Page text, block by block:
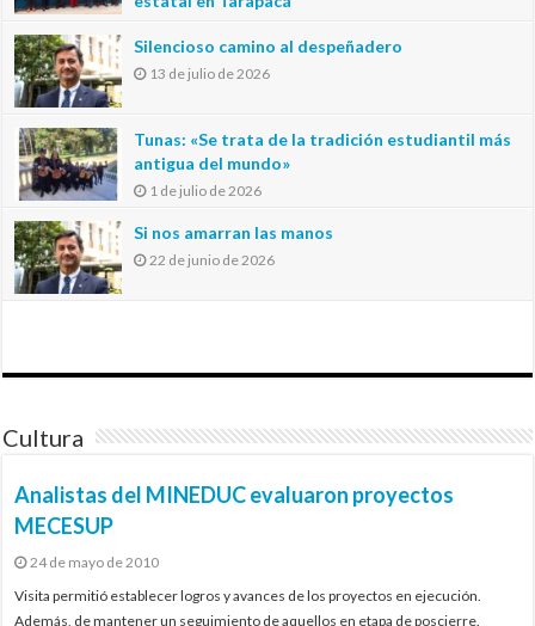
Silencioso camino al despeñadero
13 de julio de 2026
Tunas: «Se trata de la tradición estudiantil más
antigua del mundo»
1 de julio de 2026
Si nos amarran las manos
22 de junio de 2026
Cultura
Analistas del MINEDUC evaluaron proyectos
MECESUP
24 de mayo de 2010
Visita permitió establecer logros y avances de los proyectos en ejecución.
Además, de mantener un seguimiento de aquellos en etapa de poscierre.